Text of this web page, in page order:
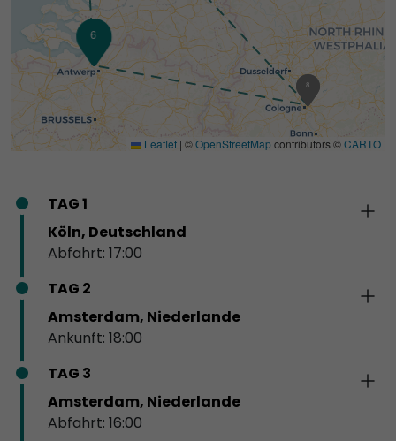
1
6
8
Leaflet | ©OpenStreetMap contributors ©CARTO
TAG 1
Köln, Deutschland
Abfahrt: 17:00
TAG 2
Amsterdam, Niederlande
Ankunft: 18:00
TAG 3
Amsterdam, Niederlande
Abfahrt: 16:00